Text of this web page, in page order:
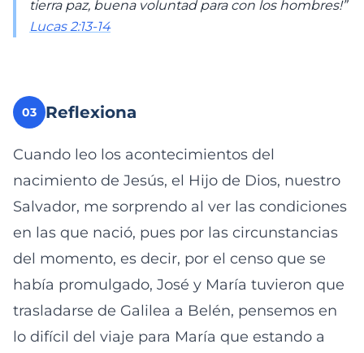
tierra paz, buena voluntad para con los hombres!”
Lucas 2:13-14
03 Reflexiona
Cuando leo los acontecimientos del
nacimiento de Jesús, el Hijo de Dios, nuestro
Salvador, me sorprendo al ver las condiciones
en las que nació, pues por las circunstancias
del momento, es decir, por el censo que se
había promulgado, José y María tuvieron que
trasladarse de Galilea a Belén, pensemos en
lo difícil del viaje para María que estando a